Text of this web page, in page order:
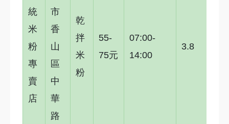
統
米
粉
專
賣
店
市
香
山
區
中
華
路
乾
拌
米
粉
55-
75元
07:00-
14:00
3.8